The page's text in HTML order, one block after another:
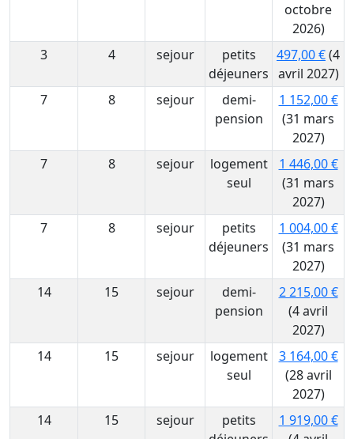
octobre
2026)
3
4 sejour
petits
déjeuners
497,00 €(4
avril 2027)
7
8 sejour
demi-
pension
1 152,00 €
(31 mars
2027)
7
8 sejour
logement
seul
1 446,00 €
(31 mars
2027)
7
8 sejour
petits
déjeuners
1 004,00 €
(31 mars
2027)
14
15 sejour
demi-
pension
2 215,00 €
(4 avril
2027)
14
15 sejour
logement
seul
3 164,00 €
(28 avril
2027)
14
15 sejour
petits
1 919,00 €